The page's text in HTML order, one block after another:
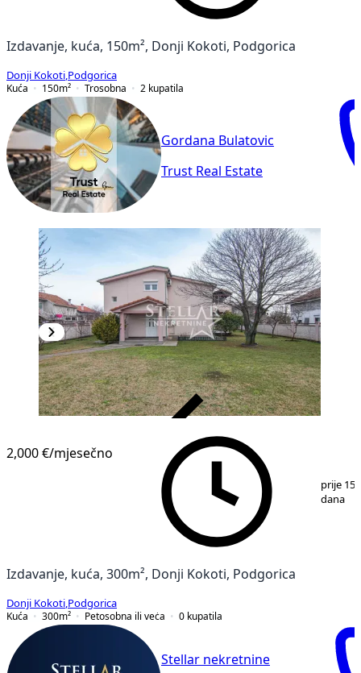
Izdavanje, kuća, 150m², Donji Kokoti, Podgorica
Donji Kokoti Podgorica
Kuća
150m² Trosobna 2 kupatila
Gordana Bulatovic
Trust Real Estate
2,000 €/mjesečno
prije 153
dana
Izdavanje, kuća, 300m², Donji Kokoti, Podgorica
Donji Kokoti Podgorica
Kuća
300m² Petosobna ili veċa 0 kupatila
Stellar nekretnine